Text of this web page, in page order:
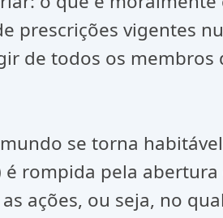
prescrições vigentes
de todos os membros
se torna
é rompida pela abertura
ações, ou seja, no